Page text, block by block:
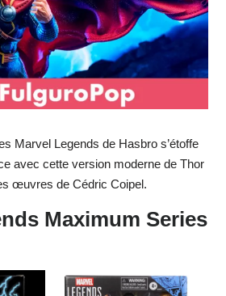
Marvel Legends de Hasbro s’étoffe
avec cette version moderne de Thor
œuvres de Cédric Coipel.
Maximum Series